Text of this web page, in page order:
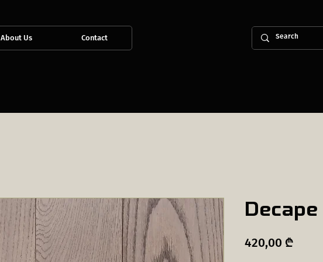
About Us Contact
420,00 ₾Price